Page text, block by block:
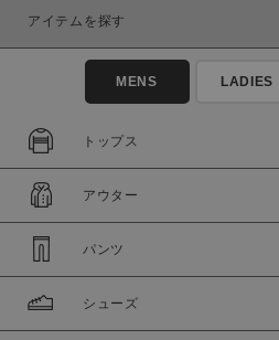
アイテムを探す
MENS LADIES
トップス
アウター
パンツ
シューズ